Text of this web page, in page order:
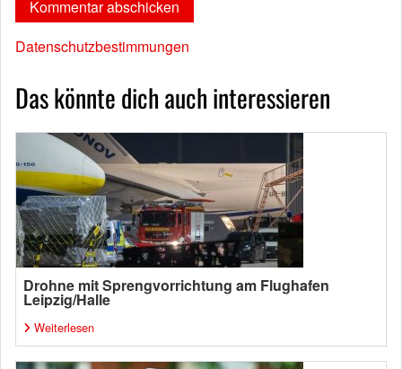
Datenschutzbestimmungen
Das könnte dich auch interessieren
Drohne mit Sprengvorrichtung am Flughafen
Leipzig/Halle
Weiterlesen